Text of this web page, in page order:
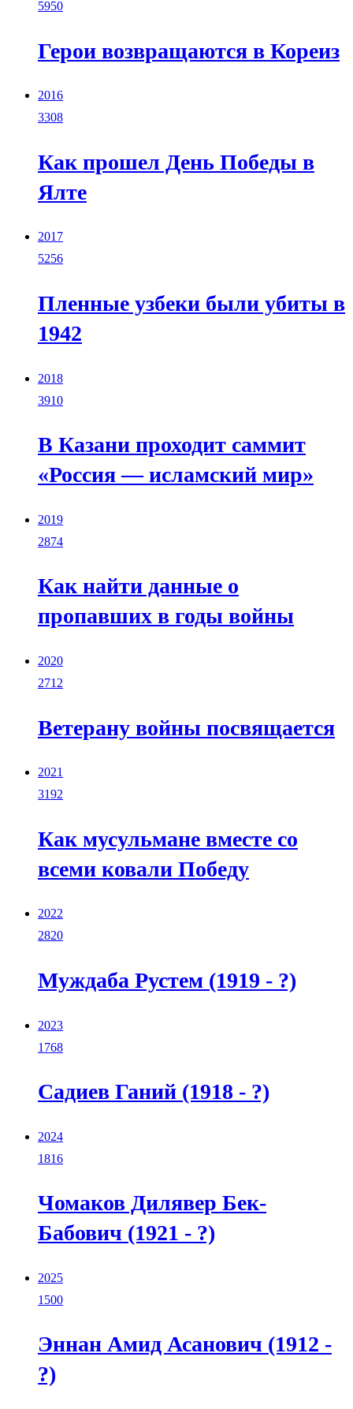
5950
Герои возвращаются в Кореиз
2016
3308
Как прошел День Победы в
Ялте
2017
5256
Пленные узбеки были убиты в
1942
2018
3910
В Казани проходит саммит
«Россия — исламский мир»
2019
2874
Как найти данные о
пропавших в годы войны
2020
2712
Ветерану войны посвящается
2021
3192
Как мусульмане вместе со
всеми ковали Победу
2022
2820
Муждаба Рустем (1919 - ?)
2023
1768
Садиев Ганий (1918 - ?)
2024
1816
Чомаков Дилявер Бек-
Бабович (1921 - ?)
2025
1500
Эннан Амид Асанович (1912 -
?)